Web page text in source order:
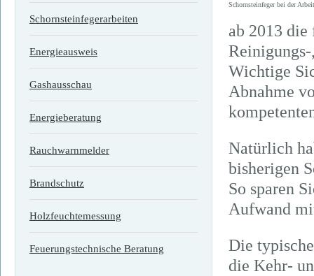
Schornsteinfegerarbeiten
Energieausweis
Gashausschau
Energieberatung
Rauchwarnmelder
Brandschutz
Holzfeuchtemessung
Feuerungstechnische Beratung
Schornsteinfeger bei der
ab 2013
Wichtige
Abnahme
Natürlich
bisherigen
So sparen
Aufwand
Die
die Kehr-